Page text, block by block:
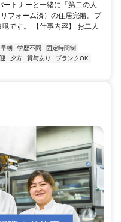
トナーと一緒に「第二の人
フォーム済）の住居完備。プ
です。 【仕事内容】 お二人
早朝 学歴不問
固定時間制
夕方 賞与あり
ブランクOK